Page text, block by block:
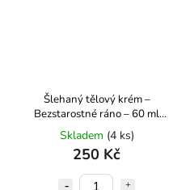
Šlehaný tělový krém –
Bezstarostné ráno – 60 ml
Kvítok
Skladem (4 ks)
250 Kč